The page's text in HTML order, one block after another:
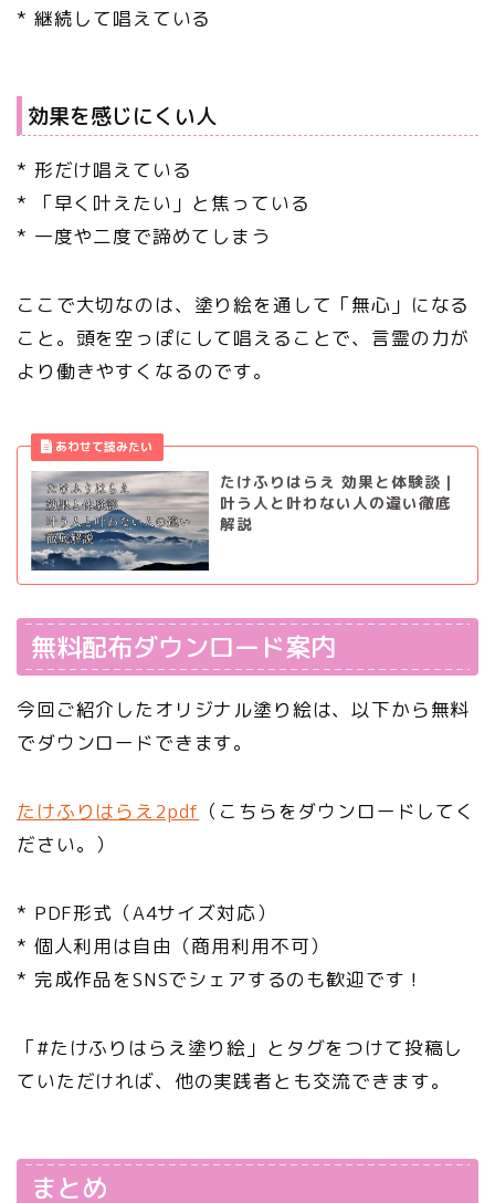
* 継続して唱えている
効果を感じにくい人
* 形だけ唱えている
* 「早く叶えたい」と焦っている
* 一度や二度で諦めてしまう
ここで大切なのは、塗り絵を通して「無心」になる
こと。頭を空っぽにして唱えることで、言霊の力が
より働きやすくなるのです。
たけふりはらえ 効果と体験談｜
叶う人と叶わない人の違い徹底
解説
無料配布ダウンロード案内
今回ご紹介したオリジナル塗り絵は、以下から無料
でダウンロードできます。
たけふりはらえ2pdf （こちらをダウンロードしてく
ださい。）
* PDF形式（A4サイズ対応）
* 個人利用は自由（商用利用不可）
* 完成作品をSNSでシェアするのも歓迎です！
「#たけふりはらえ塗り絵」とタグをつけて投稿し
ていただければ、他の実践者とも交流できます。
まとめ